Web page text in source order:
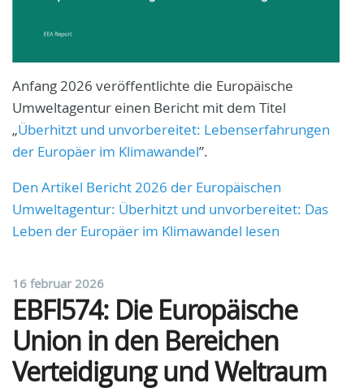
Anfang 2026 veröffentlichte die Europäische
Umweltagentur einen Bericht mit dem Titel
„Überhitzt und unvorbereitet: Lebenserfahrungen
der Europäer im Klimawandel”.
Den Artikel Bericht 2026 der Europäischen
Umweltagentur: Überhitzt und unvorbereitet: Das
Leben der Europäer im Klimawandel lesen
16 februar 2026
EBFl574: Die Europäische
Union in den Bereichen
Verteidigung und Weltraum